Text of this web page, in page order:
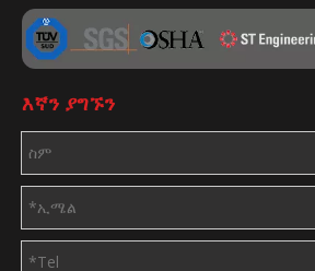
እኛን ያግኙን